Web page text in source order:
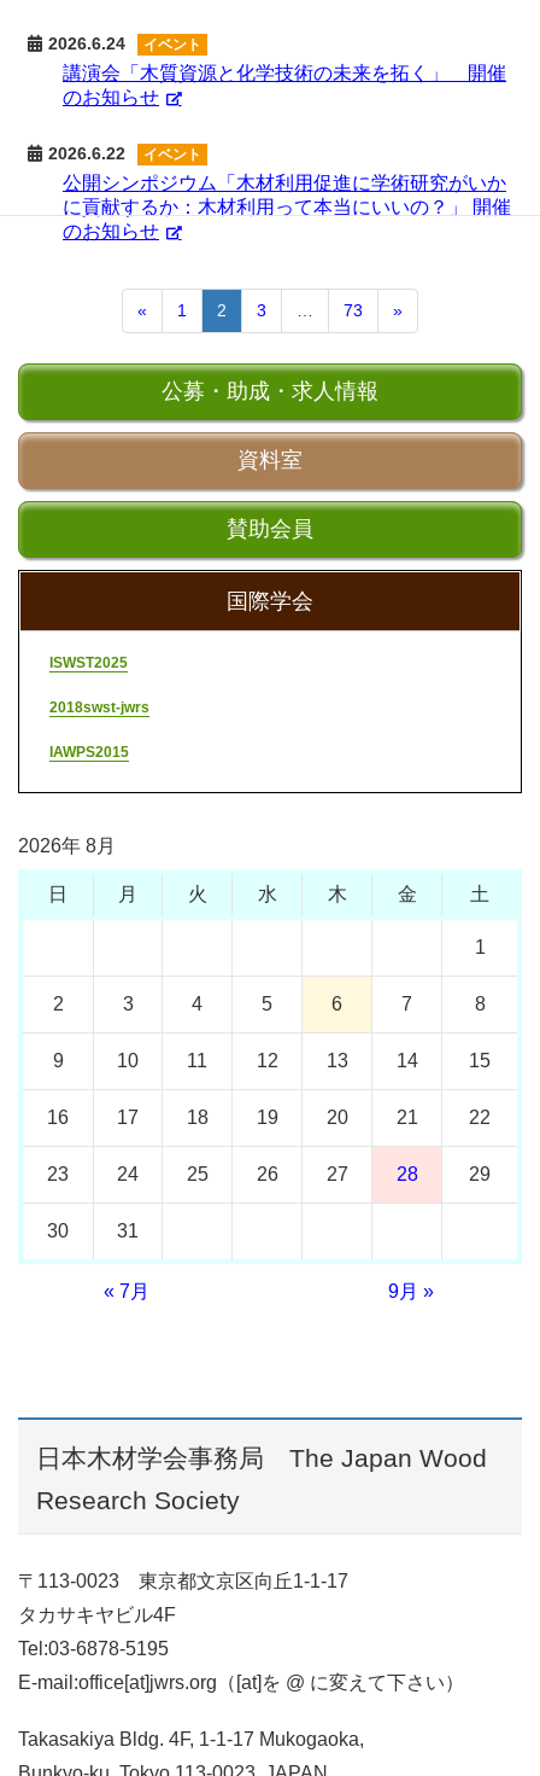
2026.6.24 イベント
講演会「木質資源と化学技術の未来を拓く」 開催
のお知らせ
2026.6.22 イベント
公開シンポジウム「木材利用促進に学術研究がいか
に貢献するか：木材利用って本当にいいの？」 開催
のお知らせ
« 1 2 3 73 »
公募・助成・求人情報
資料室
賛助会員
国際学会
ISWST2025
2018swst-jwrs
IAWPS2015
2026年 8月
日 月 火 水 木 金 土
1
2 3 4 5 6 7 8
9 10 11 12 13 14 15
16 17 18 19 20 21 22
23 24 25 26 27 28 29
30 31
« 7月 9月 »
日本木材学会事務局 The Japan Wood
Research Society
〒113-0023 東京都文京区向丘1-1-17
タカサキヤビル4F
Tel:03-6878-5195
E-mail:office[at]jwrs.org（[at]を @ に変えて下さい）
Takasakiya Bldg. 4F, 1-1-17 Mukogaoka,